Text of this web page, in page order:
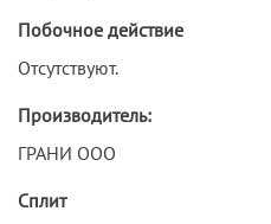
Побочное действие
Отсутствуют.
Производитель:
ГРАНИ ООО
Сплит